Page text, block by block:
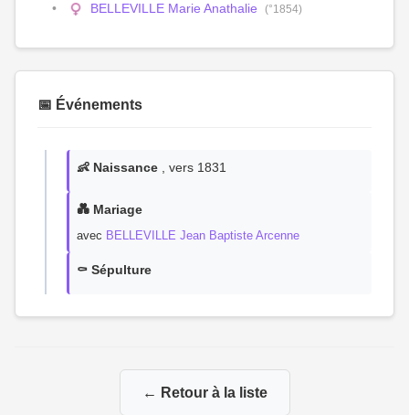
BELLEVILLE Marie Anathalie (°1854)
📅 Événements
👶 Naissance , vers 1831
💑 Mariage
avec BELLEVILLE Jean Baptiste Arcenne
⚰️ Sépulture
← Retour à la liste